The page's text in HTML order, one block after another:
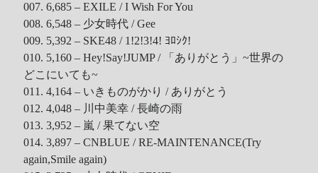
ZARD
Recent Posts
DOCKER 內程式防火牆
SARD UNDERGROUND – 愛は暗闇の中で
辣個傳說的女人出現了!!!
『離れていても』 / AKB48 message song
007. 6,685 – EXILE / I Wish For You
008. 6,548 – 少女時代 / Gee
009. 5,392 – SKE48 / 1!2!3!4! ﾖﾛｼｸ!
010. 5,160 – Hey!Say!JUMP / 「ありがとう」~世界の
どこにいても~
011. 4,164 – いきものがかり / ありがとう
012. 4,048 – 川中美幸 / 長崎の雨
013. 3,952 – 嵐 / 果てない空
014. 3,897 – CNBLUE / RE-MAINTENANCE(Try
again,Smile again)